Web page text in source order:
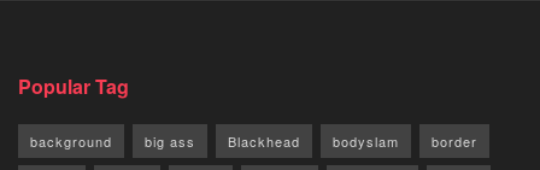
Popular Tag
background big ass Blackhead bodyslam border